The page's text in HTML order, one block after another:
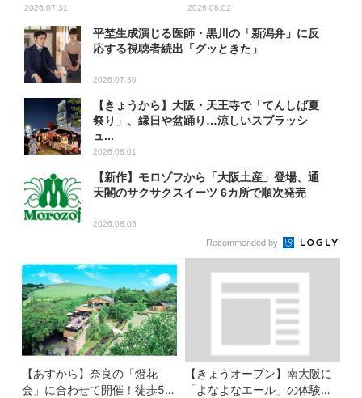
2026.07.31
商...
2026.08.02
平埜生成演じる医師・黒川の「新潟弁」に反
応する視聴者続出「グッときた」
2026.07.30
【きょうから】大阪・天王寺で「てんしば夏
祭り」、縁日や盆踊り…涼しいスプラッシ
ュ...
2026.08.01
【新作】モロゾフから「大阪土産」登場、通
天閣のサクサクスイーツ 6カ所で順次発売
2026.08.06
Recommended by
【あすから】奈良の「燈花
会」に合わせて開催！徒歩5
【きょうオープン】南大阪に
「よなよなエール」の体験型